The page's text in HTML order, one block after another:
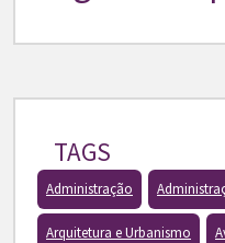
TAGS
Administração
Arquitetura e Urbanismo